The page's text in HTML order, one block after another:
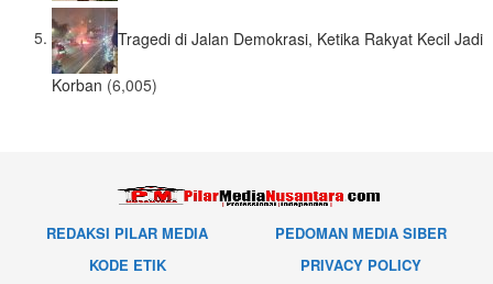
Tragedi di Jalan Demokrasi, Ketika Rakyat Kecil Jadi
Korban (6,005)
REDAKSI PILAR MEDIA
PEDOMAN MEDIA SIBER
KODE ETIK
PRIVACY POLICY